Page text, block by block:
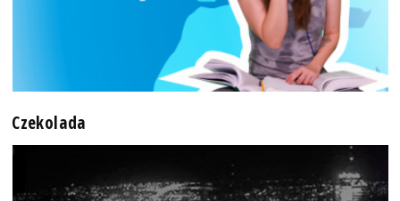
Czekolada